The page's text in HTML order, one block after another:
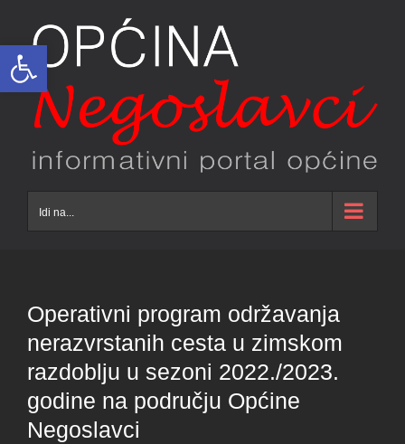
Open toolbar
content
Idi na...
Operativni program održavanja
nerazvrstanih cesta u zimskom
razdoblju u sezoni 2022./2023.
godine na području Općine
Negoslavci